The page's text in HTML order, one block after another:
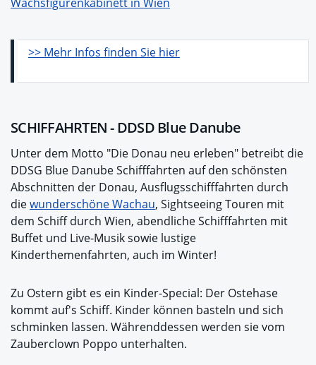
Wachsfigurenkabinett in Wien
>> Mehr Infos finden Sie hier
SCHIFFAHRTEN - DDSD Blue Danube
Unter dem Motto "Die Donau neu erleben" betreibt die
DDSG Blue Danube Schifffahrten auf den schönsten
Abschnitten der Donau, Ausflugsschifffahrten durch
diewunderschöne Wachau, Sightseeing Touren mit
dem Schiff durch Wien, abendliche Schifffahrten mit
Buffet und Live-Musik sowie lustige
Kinderthemenfahrten, auch im Winter!
Zu Ostern gibt es ein Kinder-Special: Der Ostehase
kommt auf's Schiff. Kinder können basteln und sich
schminken lassen. Währenddessen werden sie vom
Zauberclown Poppo unterhalten.